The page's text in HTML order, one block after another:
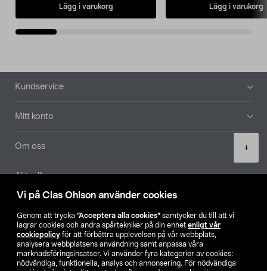
Vi på Clas Ohlson använder cookies
Genom att trycka ”Acceptera alla cookies” samtycker du till att vi
lagrar cookies och andra spårtekniker på din enhet enligt vår
cookiepolicy för att förbättra upplevelsen på vår webbplats,
analysera webbplatsens användning samt anpassa våra
marknadsföringsinsatser. Vi använder fyra kategorier av cookies:
nödvändiga, funktionella, analys och annonsering. För nödvändiga
+
Lägg i varukorg Lägg i varukorg
Sidfot
Kundservice
Mitt konto
Om oss
Aktuellt
Hitta butik
SE NO FI